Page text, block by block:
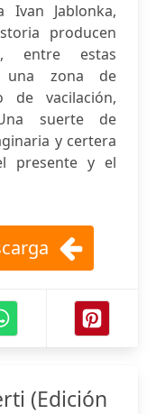
Jablonka,
producen
entre estas
una zona de
de vacilación,
suerte de
y certera
presente y el
(Edición